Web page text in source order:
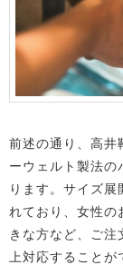
前述の通り、高井
ーウェルト製法の
ります。サイズ
れており、女性の
きな方など、ご
上対応すること